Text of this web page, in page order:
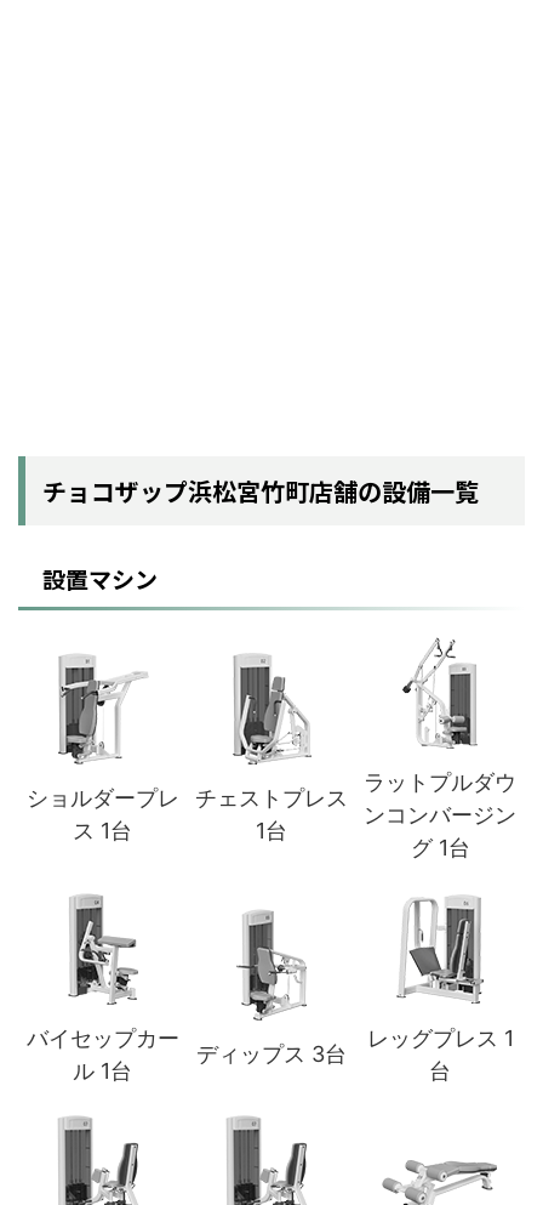
チョコザップ浜松宮竹町店舗の設備一覧
設置マシン
ショルダープレ
ス 1台
チェストプレス
1台
ラットプルダウ
ンコンバージン
グ 1台
バイセップカー
ル 1台
ディップス 3台
レッグプレス 1
台